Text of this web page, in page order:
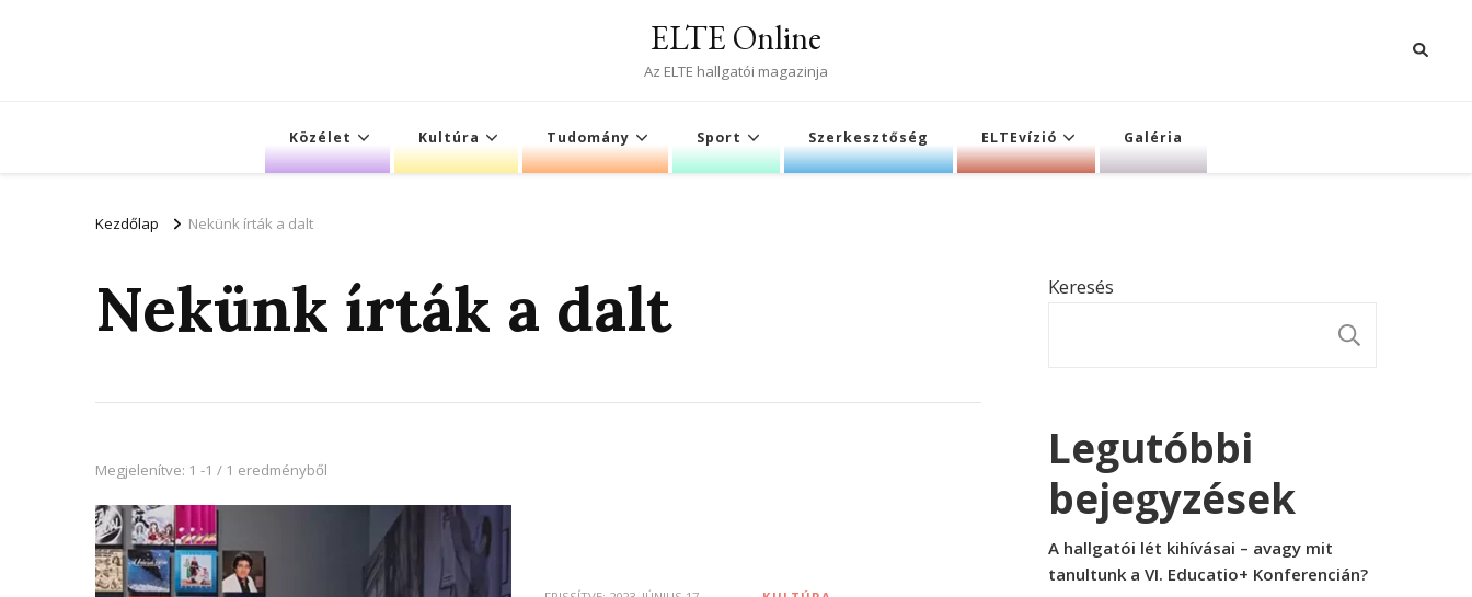
ELTE Online
Az ELTE hallgatói magazinja
Közélet Kultúra Tudomány Sport Szerkesztőség ELTEvízió Galéria
Kezdőlap Nekünk írták a dalt
Nekünk írták a dalt
Megjelenítve: 1 -1 / 1 eredményből
Keresés
Legutóbbi
bejegyzések
A hallgatói lét kihívásai – avagy mit
tanultunk a VI. Educatio+ Konferencián?